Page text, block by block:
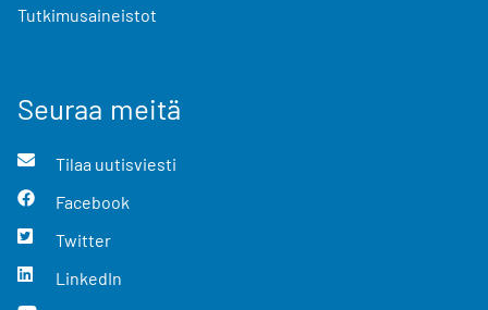
Tutkimusaineistot
Seuraa meitä
Tilaa uutisviesti
Facebook
Twitter
LinkedIn